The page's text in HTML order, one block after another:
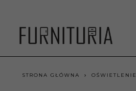
STRONA GŁÓWNA OŚWIETLENIE